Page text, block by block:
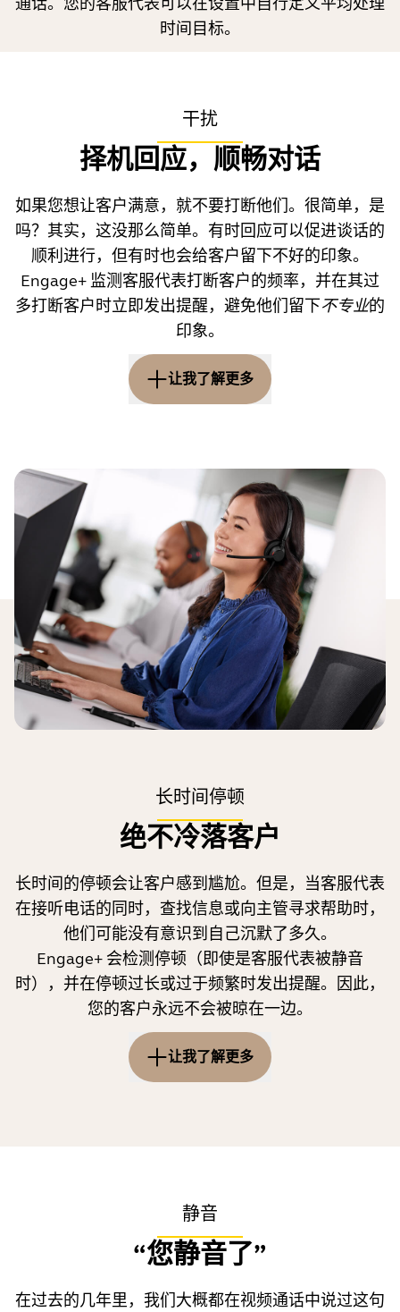
时间目标。
干扰
择机回应，顺畅对话
如果您想让客户满意，就不要打断他们。很简单，是
吗？其实，这没那么简单。有时回应可以促进谈话的
顺利进行，但有时也会给客户留下不好的印象。
Engage+ 监测客服代表打断客户的频率，并在其过
多打断客户时立即发出提醒，避免他们留下不专业的
印象。
让我了解更多
干扰可能会产生负面影响。
对话中的干扰有很多种类型。有些干扰是正点的，比如
肯定和回应发言人，表示您在听并理解对方；或者当发
言人表达遇到困难时，帮助其完成发言内容。
然而，当干扰发生得太频繁（每分钟都有）并且持续时
间很长时，对方可能会觉得自己没有被倾听或理解。这
会对通话体验产生负面影响，并拖长通话时间。
根据研究，我们发现如果通话过程中每 45 秒出现一次
干扰，这种状况就值得特别关注。当然，具体情况可能
因职业和文化背景而异。如果您发现此阈值不准确，可
以在应用设置中随时调整。
如果您收到干扰过多的通知，请考虑先让对方完成其发
言。这将有助于您成为更好的积极倾听者，并为对方带
来更好的通话体验。
长时间停顿
绝不冷落客户
长时间的停顿会让客户感到尴尬。但是，当客服代表
在接听电话的同时，查找信息或向主管寻求帮助时，
他们可能没有意识到自己沉默了多久。
Engage+ 会检测停顿（即使是客服代表被静音
时），并在停顿过长或过于频繁时发出提醒。因此，
您的客户永远不会被晾在一边。
让我了解更多
对话通常是动态的，需要双方交替进行。对话中通常会
有小的停顿，但通常不会超过 1 秒钟。谈话中的停顿
超过 1 秒钟就会让人不适，超过 4 秒钟就会非常尴
长时间停顿的提醒。
静音
“您静音了”
在过去的几年里，我们大概都在视频通话中说过这句